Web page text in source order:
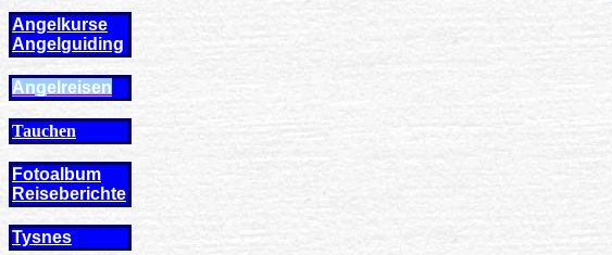
Angelkurse
Angel guiding
Angelreisen
Tauchen
Fotoalbum
Reiseberichte
Tysnes